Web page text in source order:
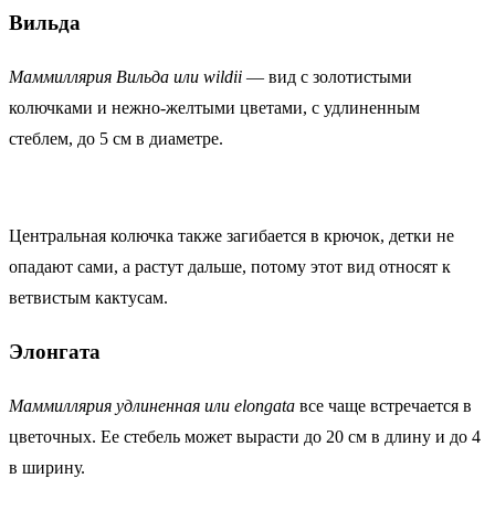
Вильда
Маммиллярия Вильда или wildii — вид с золотистыми
колючками и нежно-желтыми цветами, с удлиненным
стеблем, до 5 см в диаметре.
Центральная колючка также загибается в крючок, детки не
опадают сами, а растут дальше, потому этот вид относят к
ветвистым кактусам.
Элонгата
Маммиллярия удлиненная или elongata все чаще встречается в
цветочных. Ее стебель может вырасти до 20 см в длину и до 4
в ширину.